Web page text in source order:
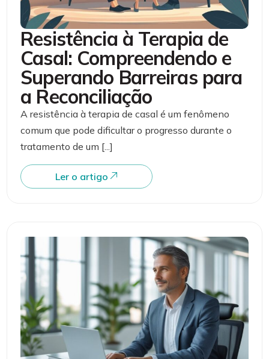
Resistência à Terapia de
Casal: Compreendendo e
Superando Barreiras para
a Reconciliação
A resistência à terapia de casal é um fenômeno
comum que pode dificultar o progresso durante o
tratamento de um [...]
Ler o artigo